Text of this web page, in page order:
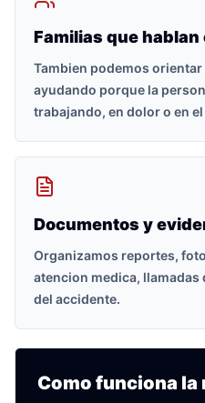
Familias que hablan
Tambien podemos
ayudando porque la
trabajando, en dolor o en
Documentos y
Organizamos reportes,
atencion medica,
del accidente.
Como funciona